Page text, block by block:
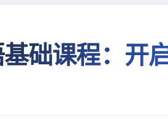
础课程：开